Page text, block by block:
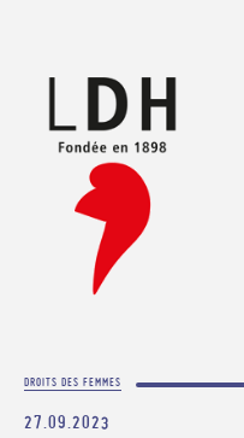
DROITS DES FEMMES
27.09.2023